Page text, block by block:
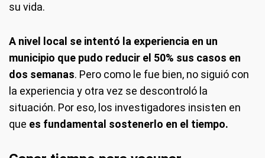
su vida.
A nivel local se intentó la experiencia en un
municipio que pudo reducir el 50% sus casos en
dos semanas. Pero como le fue bien, no siguió con
la experiencia y otra vez se descontroló la
situación. Por eso, los investigadores insisten en
que es fundamental sostenerlo en el tiempo.